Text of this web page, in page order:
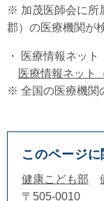
※ 加茂医師会に所
郡）の医療機関が
・ 医療情報ネッ
医療情報ネット
※ 全国の医療機関
このページ
健康こども部
〒505-0010